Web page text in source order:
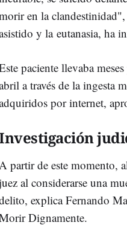
en la
y la eutanasia, ha
paciente llevaba
a través de la ingesta
por internet,
A partir de este momento,
al considerarse una
explica Fernando
Dignamente.